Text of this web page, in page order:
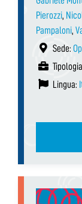
Pierozzi,
Pampaloni,
Sede:
Lingua: